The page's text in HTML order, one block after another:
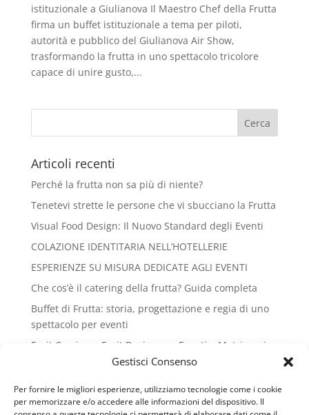
Gestisci Consenso
Per fornire le migliori esperienze, utilizziamo tecnologie come i cookie
per memorizzare e/o accedere alle informazioni del dispositivo. Il
istituzionale a Giulianova Il Maestro Chef della Frutta
firma un buffet istituzionale a tema per piloti,
autorità e pubblico del Giulianova Air Show,
trasformando la frutta in uno spettacolo tricolore
capace di unire gusto,...
Articoli recenti
Perché la frutta non sa più di niente?
Tenetevi strette le persone che vi sbucciano la Frutta
Visual Food Design: Il Nuovo Standard degli Eventi
COLAZIONE IDENTITARIA NELL’HOTELLERIE
ESPERIENZE SU MISURA DEDICATE AGLI EVENTI
Che cos’è il catering della frutta? Guida completa
Buffet di Frutta: storia, progettazione e regia di uno
spettacolo per eventi
Fruit Carving e Fruit Design per Eventi e Matrimoni
SAPORI E SAPERI DELLA FRUTTA
Riconoscimento Honoris causa al Gran Galà del
Business